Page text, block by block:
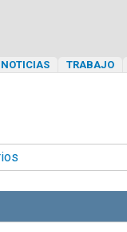
NOTICIAS TRABAJO